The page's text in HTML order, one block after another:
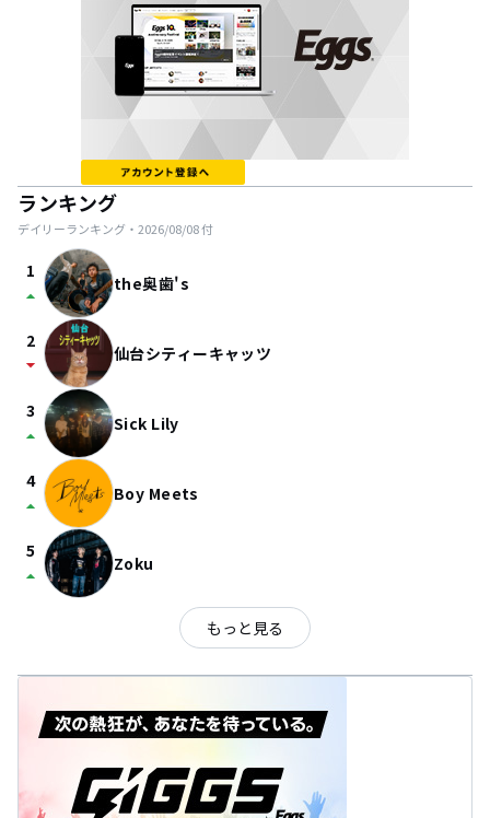
ランキング
デイリーランキング・ 2026/08/08付
1
arrow_drop_up the奥歯's
2
arrow_drop_down 仙台シティーキャッツ
3
arrow_drop_up Sick Lily
4
arrow_drop_up Boy Meets
5
arrow_drop_up Zoku
もっと見る